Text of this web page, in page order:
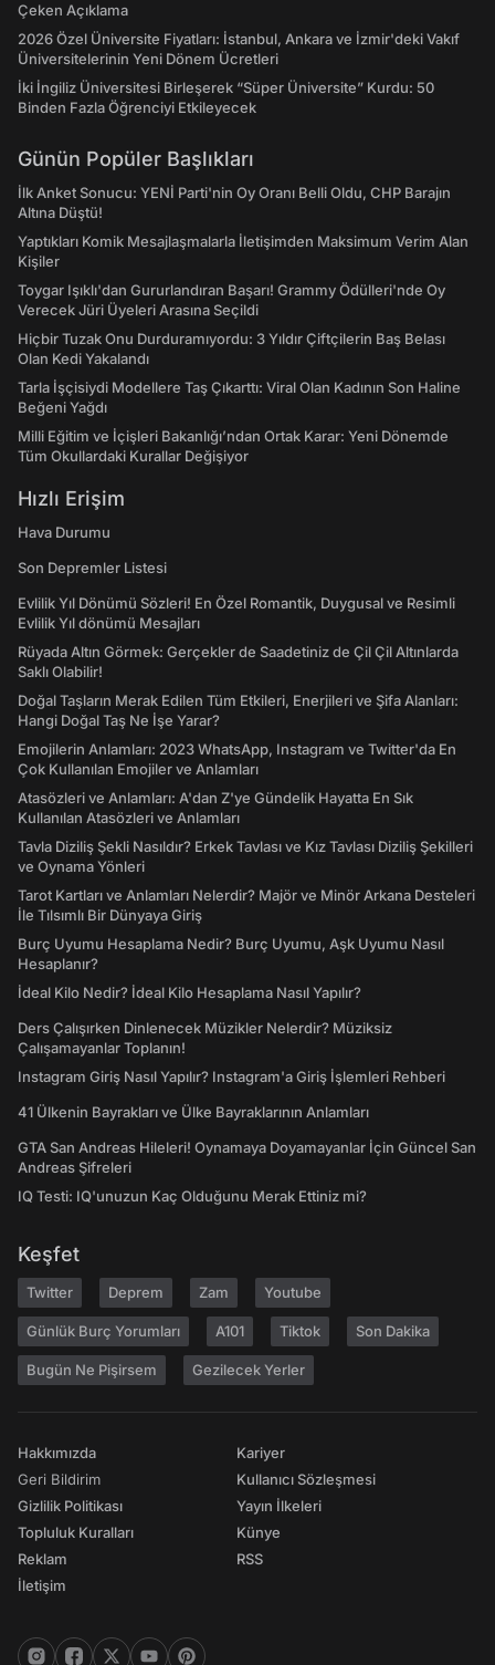
Çeken Açıklama
2026 Özel Üniversite Fiyatları: İstanbul, Ankara ve İzmir'deki Vakıf
Üniversitelerinin Yeni Dönem Ücretleri
İki İngiliz Üniversitesi Birleşerek “Süper Üniversite” Kurdu: 50
Binden Fazla Öğrenciyi Etkileyecek
Günün Popüler Başlıkları
İlk Anket Sonucu: YENİ Parti'nin Oy Oranı Belli Oldu, CHP Barajın
Altına Düştü!
Yaptıkları Komik Mesajlaşmalarla İletişimden Maksimum Verim Alan
Kişiler
Toygar Işıklı'dan Gururlandıran Başarı! Grammy Ödülleri'nde Oy
Verecek Jüri Üyeleri Arasına Seçildi
Hiçbir Tuzak Onu Durduramıyordu: 3 Yıldır Çiftçilerin Baş Belası
Olan Kedi Yakalandı
Tarla İşçisiydi Modellere Taş Çıkarttı: Viral Olan Kadının Son Haline
Beğeni Yağdı
Milli Eğitim ve İçişleri Bakanlığı’ndan Ortak Karar: Yeni Dönemde
Tüm Okullardaki Kurallar Değişiyor
Hızlı Erişim
Hava Durumu
Son Depremler Listesi
Evlilik Yıl Dönümü Sözleri! En Özel Romantik, Duygusal ve Resimli
Evlilik Yıl dönümü Mesajları
Rüyada Altın Görmek: Gerçekler de Saadetiniz de Çil Çil Altınlarda
Saklı Olabilir!
Doğal Taşların Merak Edilen Tüm Etkileri, Enerjileri ve Şifa Alanları:
Hangi Doğal Taş Ne İşe Yarar?
Emojilerin Anlamları: 2023 WhatsApp, Instagram ve Twitter'da En
Çok Kullanılan Emojiler ve Anlamları
Atasözleri ve Anlamları: A'dan Z'ye Gündelik Hayatta En Sık
Kullanılan Atasözleri ve Anlamları
Tavla Diziliş Şekli Nasıldır? Erkek Tavlası ve Kız Tavlası Diziliş Şekilleri
ve Oynama Yönleri
Tarot Kartları ve Anlamları Nelerdir? Majör ve Minör Arkana Desteleri
İle Tılsımlı Bir Dünyaya Giriş
Burç Uyumu Hesaplama Nedir? Burç Uyumu, Aşk Uyumu Nasıl
Hesaplanır?
İdeal Kilo Nedir? İdeal Kilo Hesaplama Nasıl Yapılır?
Ders Çalışırken Dinlenecek Müzikler Nelerdir? Müziksiz
Çalışamayanlar Toplanın!
Instagram Giriş Nasıl Yapılır? Instagram'a Giriş İşlemleri Rehberi
41 Ülkenin Bayrakları ve Ülke Bayraklarının Anlamları
GTA San Andreas Hileleri! Oynamaya Doyamayanlar İçin Güncel San
Andreas Şifreleri
IQ Testi: IQ'unuzun Kaç Olduğunu Merak Ettiniz mi?
Keşfet
Twitter Deprem Zam Youtube
Günlük Burç Yorumları A101 Tiktok Son Dakika
Bugün Ne Pişirsem Gezilecek Yerler
Hakkımızda
Geri Bildirim
Gizlilik Politikası
Topluluk Kuralları
Reklam
İletişim
Kariyer
Kullanıcı Sözleşmesi
Yayın İlkeleri
Künye
RSS